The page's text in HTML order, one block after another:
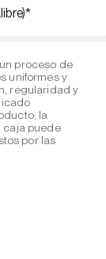
proceso de
uniformes y
regularidad y
la
caja puede
por las